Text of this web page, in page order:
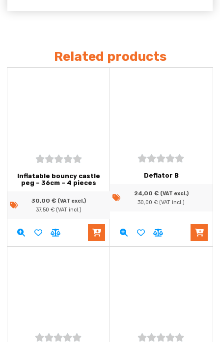
Related products
5
Inflatable bouncy castle
peg – 36cm – 4 pieces
30,00 € (VAT excl.)
37,50 € (VAT incl.)
out of
Deflator B
24,00 € (VAT excl.)
30,00 € (VAT incl.)